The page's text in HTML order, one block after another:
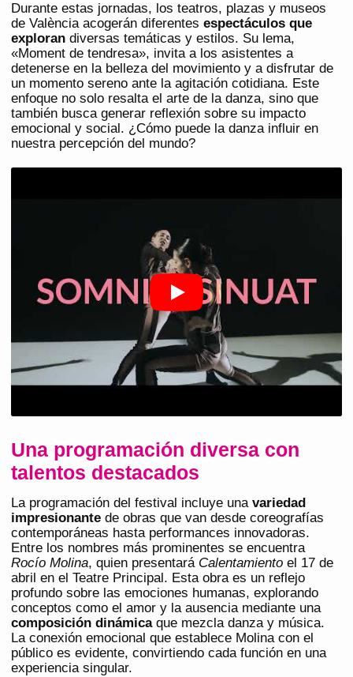
Durante estas jornadas, los teatros, plazas y museos
de València acogerán diferentes espectáculos que
exploran diversas temáticas y estilos. Su lema,
«Moment de tendresa», invita a los asistentes a
detenerse en la belleza del movimiento y a disfrutar de
un momento sereno ante la agitación cotidiana. Este
enfoque no solo resalta el arte de la danza, sino que
también busca generar reflexión sobre su impacto
emocional y social. ¿Cómo puede la danza influir en
nuestra percepción del mundo?
Una programación diversa con
talentos destacados
La programación del festival incluye una variedad
impresionante de obras que van desde coreografías
contemporáneas hasta performances innovadoras.
Entre los nombres más prominentes se encuentra
Rocío Molina, quien presentará Calentamiento el 17 de
abril en el Teatre Principal. Esta obra es un reflejo
profundo sobre las emociones humanas, explorando
conceptos como el amor y la ausencia mediante una
composición dinámicaque mezcla danza y música.
La conexión emocional que establece Molina con el
público es evidente, convirtiendo cada función en una
experiencia singular.